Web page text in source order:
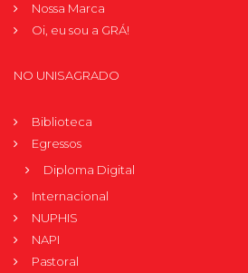
Nossa Marca
Oi, eu sou a GRÁ!
NO UNISAGRADO
Biblioteca
Egressos
Diploma Digital
Internacional
NUPHIS
NAPI
Pastoral